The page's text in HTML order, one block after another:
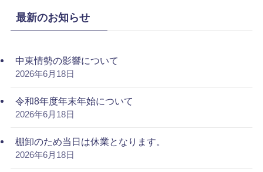
最新のお知らせ
中東情勢の影響について
2026年6月18日
令和8年度年末年始について
2026年6月18日
棚卸のため当日は休業となります。
2026年6月18日